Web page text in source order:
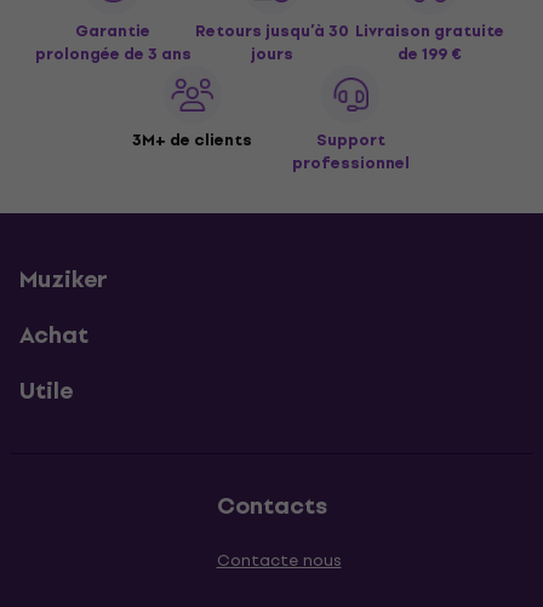
Garantie
prolongée de 3 ans
Retours jusqu’à 30
jours
Livraison gratuite
de 199 €
3M+ de clients
Support
professionnel
Muziker
Achat
Utile
Contacts
Contacte nous